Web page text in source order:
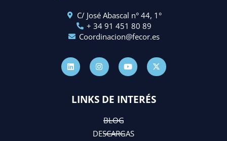
C/ José Abascal n° 44, 1°
+ 34 91 451 80 89
Coordinacion@fecor.es
L
i
n
k
I
n
s
t
r
m
Y
o
u
t
e
X
-
t
w
t
LINKS DE INTERÉS
BLOG
DESCARGAS